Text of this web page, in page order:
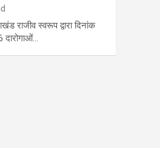
राजीव स्वरूप द्वारा दिनांक